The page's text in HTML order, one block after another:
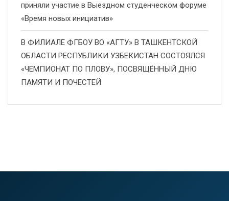
приняли участие в Выездном студенческом форуме
«Время новых инициатив»
В ФИЛИАЛЕ ФГБОУ ВО «АГТУ» В ТАШКЕНТСКОЙ
ОБЛАСТИ РЕСПУБЛИКИ УЗБЕКИСТАН СОСТОЯЛСЯ
«ЧЕМПИОНАТ ПО ПЛОВУ», ПОСВЯЩЁННЫЙ ДНЮ
ПАМЯТИ И ПОЧЕСТЕЙ